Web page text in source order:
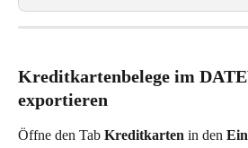
Kreditkartenbelege im
exportieren
Öffne den Tab Kreditkarten in den